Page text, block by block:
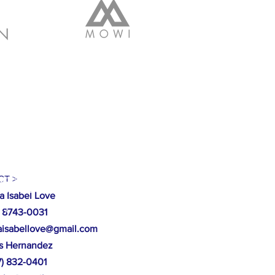
>
Isabel Love
0031
Hernandez
832-0401
MOCORON, LA MOSKITIA.
de casas, arboles caídos,
Gracias a Dios.